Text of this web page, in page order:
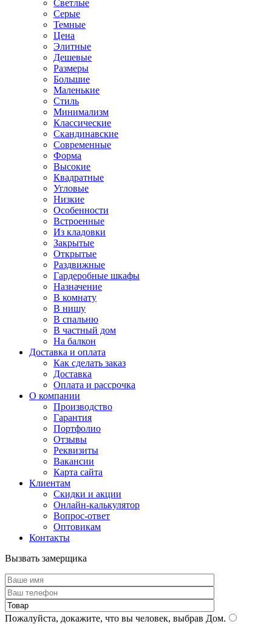
Светлые
Серые
Темные
Цена
Элитные
Дешевые
Размеры
Большие
Маленькие
Стиль
Минимализм
Классические
Скандинавские
Современные
Форма
Высокие
Квадратные
Угловые
Низкие
Особенности
Встроенные
Из кладовки
Закрытые
Открытые
Раздвижные
Гардеробные шкафы
Назначение
В комнату
В нишу
В спальню
В частный дом
На балкон
Доставка и оплата
Как сделать заказ
Доставка
Оплата и рассрочка
О компании
Производство
Гарантия
Портфолио
Отзывы
Реквизиты
Вакансии
Карта сайта
Клиентам
Скидки и акции
Онлайн-калькулятор
Вопрос-ответ
Оптовикам
Контакты
Вызвать замерщика
Пожалуйста, докажите, что вы человек, выбрав Дом.